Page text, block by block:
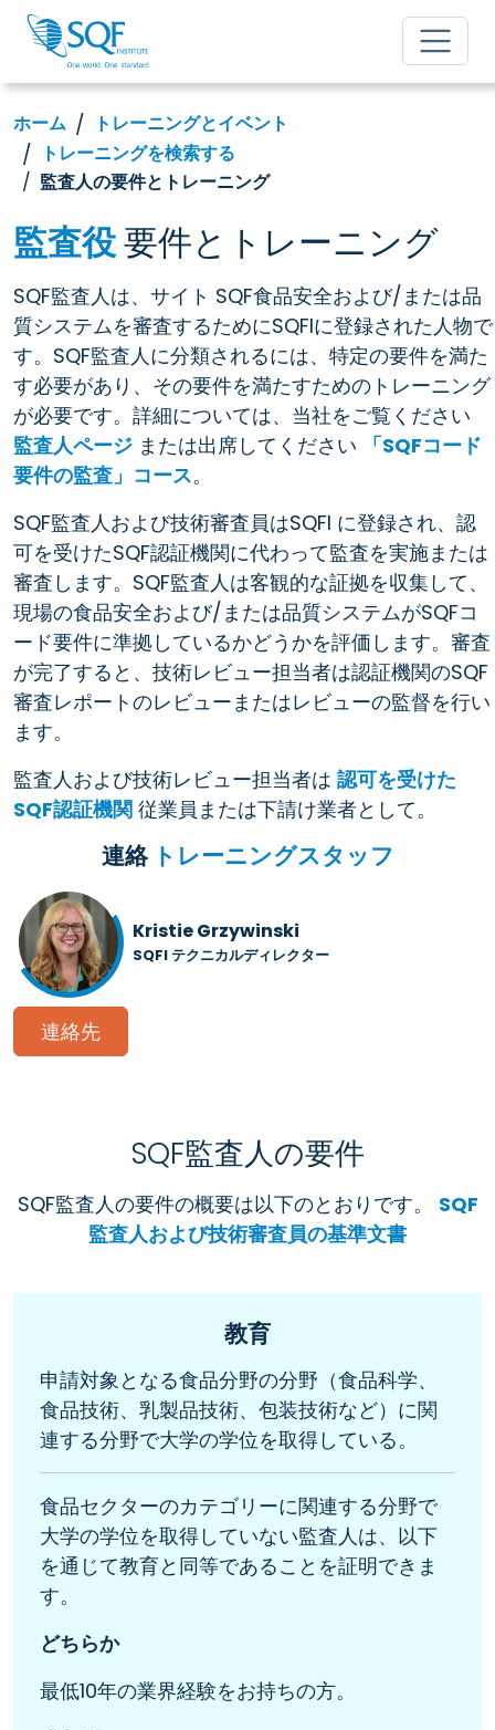
ホーム
トレーニングとイベント
トレーニングを検索する
監査人の要件とトレーニング
監査役要件とトレーニング
SQF監査人は、サイト SQF食品安全および/または品
質システムを審査するためにSQFIに登録された人物で
す。SQF監査人に分類されるには、特定の要件を満た
す必要があり、その要件を満たすためのトレーニング
が必要です。詳細については、当社をご覧ください
監査人ページ または出席してください
「SQFコード
要件の監査」コース。
SQF監査人および技術審査員はSQFI に登録され、認
可を受けたSQF認証機関に代わって監査を実施または
審査します。SQF監査人は客観的な証拠を収集して、
現場の食品安全および/または品質システムがSQFコ
ード要件に準拠しているかどうかを評価します。審査
が完了すると、技術レビュー担当者は認証機関のSQF
審査レポートのレビューまたはレビューの監督を行い
ます。
監査人および技術レビュー担当者は 認可を受けた
SQF認証機関 従業員または下請け業者として。
連絡 トレーニングスタッフ
Kristie Grzywinski
SQFI テクニカルディレクター
連絡先
SQF監査人の要件
SQF監査人の要件の概要は以下のとおりです。 SQF
監査人および技術審査員の基準文書
教育
申請対象となる食品分野の分野（食品科学、
食品技術、乳製品技術、包装技術など）に関
連する分野で大学の学位を取得している。
食品セクターのカテゴリーに関連する分野で
大学の学位を取得していない監査人は、以下
を通じて教育と同等であることを証明できま
す。
どちらか
最低10年の業界経験をお持ちの方。